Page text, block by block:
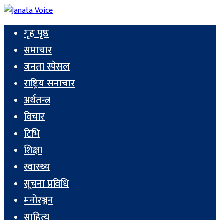
गृह पृष्ठ
समाचार
जनता स्पेसल
राष्ट्रिय समाचार
अर्थतन्त्र
विचार
टिभि
शिक्षा
स्वास्थ्य
सूचना प्रविधि
मनोरञ्जन